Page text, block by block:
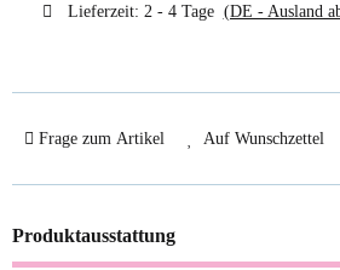
Lieferzeit: 2 - 4 Tage (DE - Ausland
Frage zum Artikel Auf Wunschzettel
Produktausstattung